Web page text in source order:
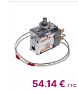
54.14 € TTC